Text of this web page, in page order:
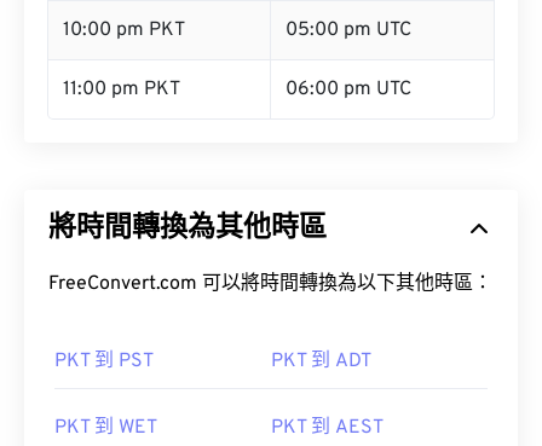
10:00 pm PKT 05:00 pm UTC
11:00 pm PKT 06:00 pm UTC
將時間轉換為其他時區
FreeConvert.com 可以將時間轉換為以下其他時區：
PKT 到 PST PKT 到 ADT
PKT 到 WET PKT 到 AEST